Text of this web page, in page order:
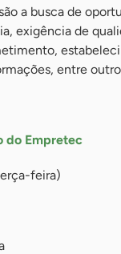
a busca de
exigência de
entre
do Empretec
feira)